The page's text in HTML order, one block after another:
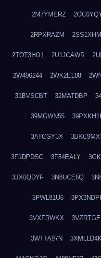
2M7YMERZ
2RPXRAZM
2TOT3HO1 2U1JCAWR
2W496244 2WK2EL88
31BVSCBT 32MATDBP
39MGWN55
3ATCGY3X
3F1DPDSC 3F84EALY
3JX0QDYF 3N8UCE6Q
3PWL81U6
3VXFRWKX
3WTTA97N 3XMLLD4K